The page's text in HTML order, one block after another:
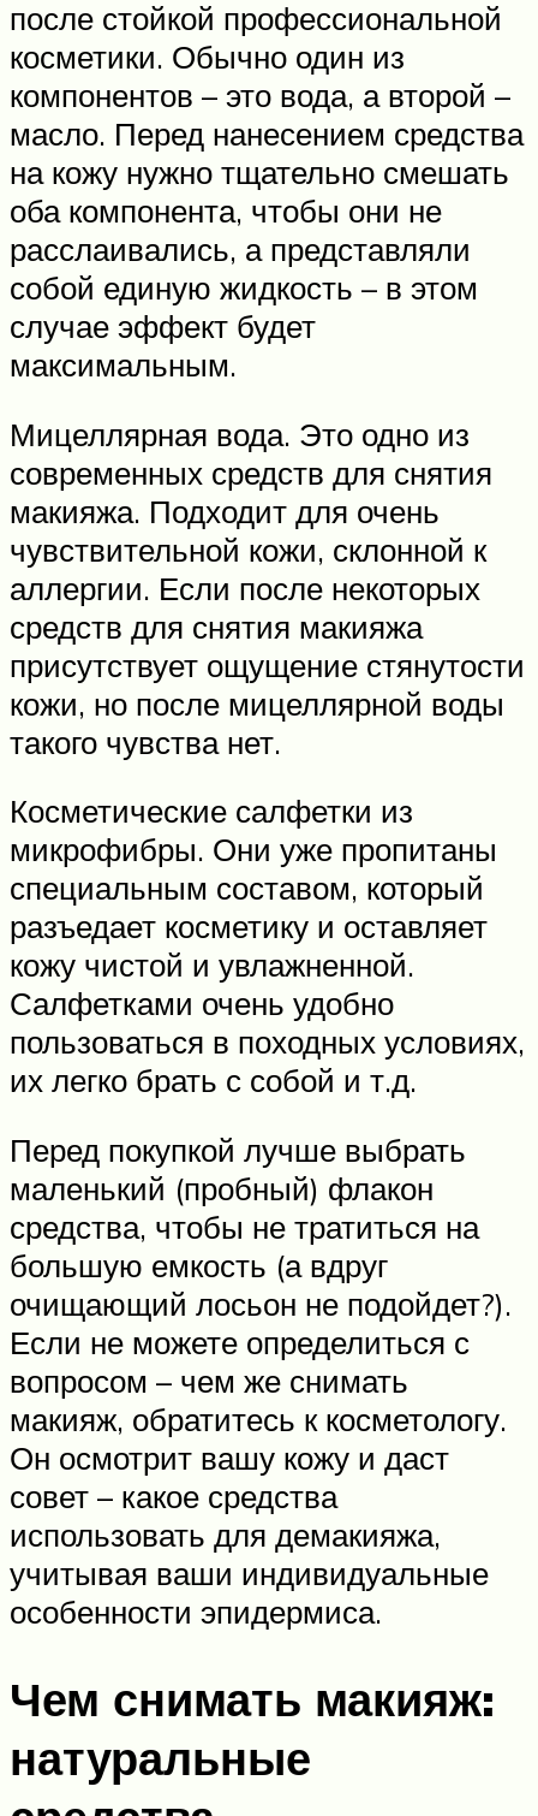
после стойкой профессиональной
косметики. Обычно один из
компонентов – это вода, а второй –
масло. Перед нанесением средства
на кожу нужно тщательно смешать
оба компонента, чтобы они не
расслаивались, а представляли
собой единую жидкость – в этом
случае эффект будет
максимальным.
Мицеллярная вода. Это одно из
современных средств для снятия
макияжа. Подходит для очень
чувствительной кожи, склонной к
аллергии. Если после некоторых
средств для снятия макияжа
присутствует ощущение стянутости
кожи, но после мицеллярной воды
такого чувства нет.
Косметические салфетки из
микрофибры. Они уже пропитаны
специальным составом, который
разъедает косметику и оставляет
кожу чистой и увлажненной.
Салфетками очень удобно
пользоваться в походных условиях,
их легко брать с собой и т.д.
Перед покупкой лучше выбрать
маленький (пробный) флакон
средства, чтобы не тратиться на
большую емкость (а вдруг
очищающий лосьон не подойдет?).
Если не можете определиться с
вопросом – чем же снимать
макияж, обратитесь к косметологу.
Он осмотрит вашу кожу и даст
совет – какое средства
использовать для демакияжа,
учитывая ваши индивидуальные
особенности эпидермиса.
Чем снимать макияж:
натуральные